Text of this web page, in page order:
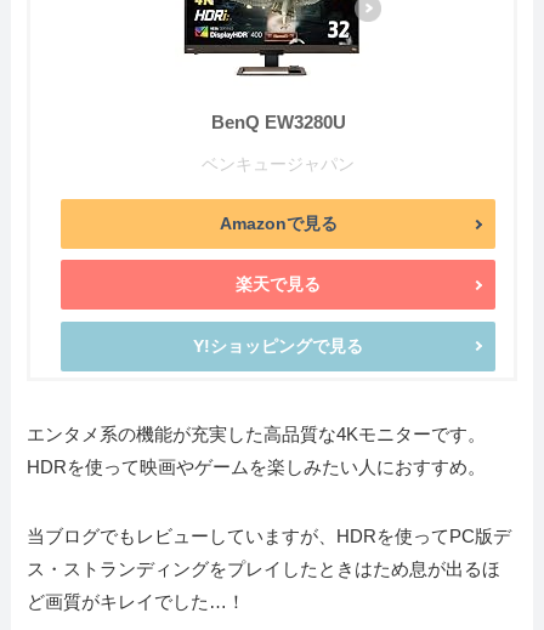
BenQ EW3280U
ベンキュージャパン
Amazonで見る
楽天で見る
Y!ショッピングで見る
エンタメ系の機能が充実した高品質な4Kモニターです。
HDRを使って映画やゲームを楽しみたい人におすすめ。
当ブログでもレビューしていますが、HDRを使ってPC版デ
ス・ストランディングをプレイしたときはため息が出るほ
ど画質がキレイでした…！